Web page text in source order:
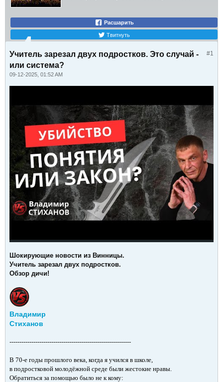
Расшарить
Твитнуть
#1
Учитель зарезал двух подростков. Это случай -
или система?
09-12-2025, 01:52 AM
Шокирующие новости из Винницы.
Учитель зарезал двух подростков.
Обзор дичи!
Владимир
Стиханов
-------------------------------------------------------------
В 70-е годы прошлого века, когда я учился в школе,
в подростковой молодёжной среде были жестокие нравы.
Обратиться за помощью было не к кому: